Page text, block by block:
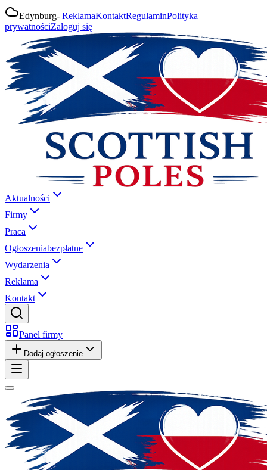
Edynburg- ReklamaKontaktRegulaminPolityka
prywatnościZaloguj się
Aktualności
Firmy
Praca
Ogłoszeniabezpłatne
Wydarzenia
Reklama
Kontakt
Panel firmy
Dodaj ogłoszenie